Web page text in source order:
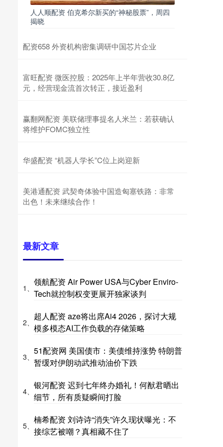
人人顺配资 伯克希尔新买的“神秘股票”，周四
揭晓
配资658 外资机构密集调研中国芯片企业
富旺配资 微医控股：2025年上半年营收30.8亿
元，经营现金流首次转正，接近盈利
赢翻网配资 美联储理事提名人米兰：若获确认
将维护FOMC独立性
华盛配资 “机器人学长”C位上岗迎新
美港通配资 武契奇体验中国造匈塞铁路：非常
出色！未来继续合作！
最新文章
1、
领航配资 Air Power USA与Cyber Enviro-
Tech就控制权变更展开独家谈判
2、
超人配资 aze将出席Ai4 2026，探讨大规
模多模态AI工作负载的存储策略
3、
51配资网 美国债市：美债维持涨势 特朗普
暂缓对伊朗动武推动油价下跌
4、
银河配资 迟到七年终办婚礼！何猷君晒出
细节，所有质疑瞬间打脸
5、
楠希配资 刘诗诗“消失”许久现状曝光：不
接综艺被嘲？真相藏不住了